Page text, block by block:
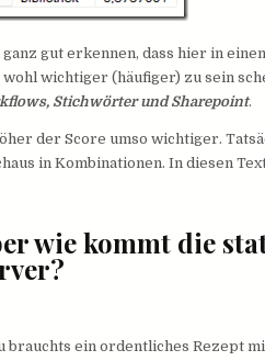
ganz gut erkennen, dass hier in
wohl wichtiger (häufiger) zu sein
Stichwörter und Sharepoint.
der Score umso wichtiger.
in Kombinationen. In diesen
wie kommt die
brauchts ein ordentliches Rezept